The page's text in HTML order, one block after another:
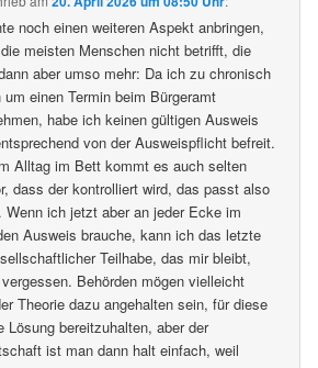
noch einen weiteren Aspekt anbringen,
meisten Menschen nicht betrifft, die
aber umso mehr: Da ich zu chronisch
um einen Termin beim Bürgeramt
habe ich keinen gültigen Ausweis
von der Ausweispflicht befreit.
Alltag im Bett kommt es auch selten
dass der kontrolliert wird, das passt also
Wenn ich jetzt aber an jeder Ecke im
Ausweis brauche, kann ich das letzte
Teilhabe, das mir bleibt,
Behörden mögen vielleicht
Theorie dazu angehalten sein, für diese
Lösung bereitzuhalten, aber der
ist man dann halt einfach, weil